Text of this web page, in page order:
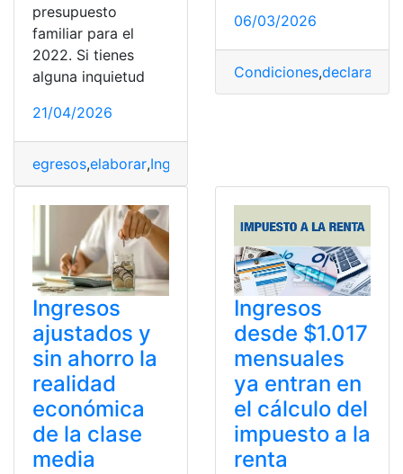
presupuesto
familiar para el
2022. Si tienes
alguna inquietud
21/04/2026
egresos,elaborar,Ingresos
06/03/2026
Condiciones,declaración
Ingresos
ajustados y
sin ahorro la
realidad
económica
de la clase
media
Ingresos
desde $1.017
mensuales
ya entran en
el cálculo del
impuesto a la
renta